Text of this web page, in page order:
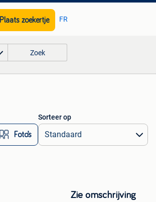
Plaats zoekertje FR
Zoek
Foto’s
Sorteer op
Zie omschrijving